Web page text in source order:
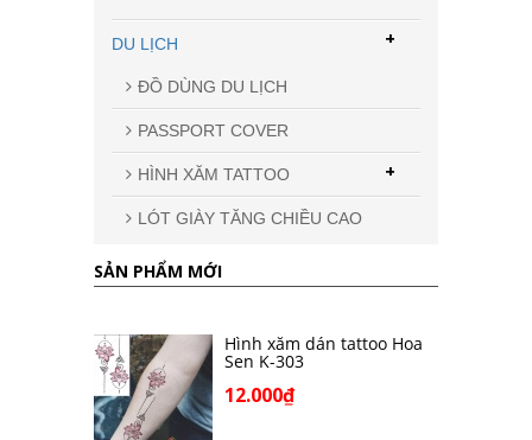
DU LỊCH
ĐỒ DÙNG DU LỊCH
PASSPORT COVER
HÌNH XĂM TATTOO +
LÓT GIÀY TĂNG CHIỀU CAO
+
SẢN PHẨM MỚI
Hình xăm dán tattoo Hoa
Sen K-303
12.000₫